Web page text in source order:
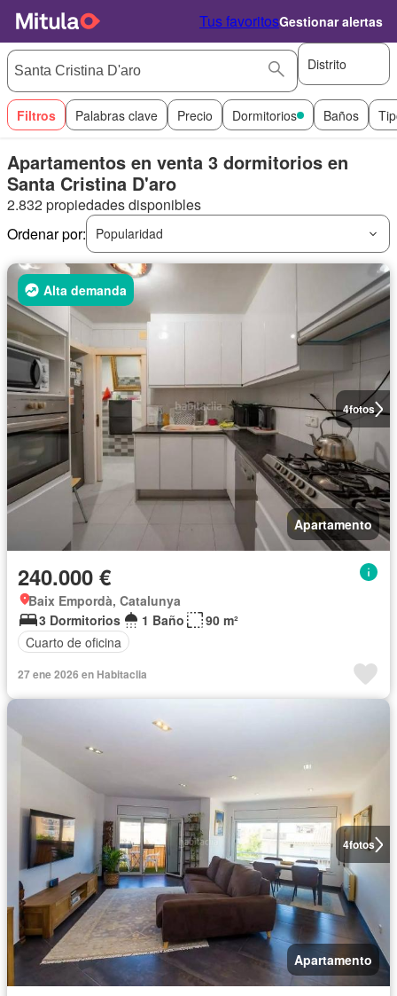
Tus favoritosGestionar alertas
Distrito
Filtros Palabras clave Precio Dormitorios Baños
Apartamentos en venta 3 dormitorios en
Santa Cristina D'aro
2.832 propiedades disponibles
Ordenar por:
Popularidad
4fotos
Alta demanda
Apartamento
240.000 €
Baix Empordà, Catalunya
3 Dormitorios
1 Baño
90 m²
Cuarto de oficina
27 ene 2026 en Habitaclia
4fotos
Apartamento